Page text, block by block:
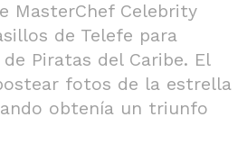
MasterChef Celebrity
de Telefe para
Piratas del Caribe. El
fotos de la estrella
obtenía un triunfo